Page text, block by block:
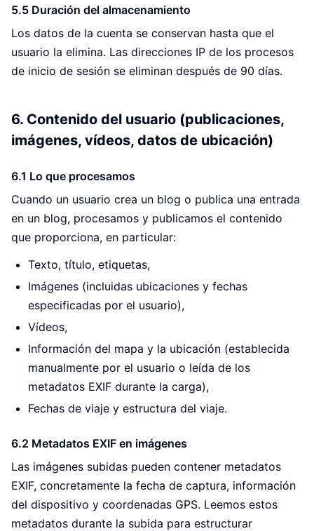
5.5 Duración del almacenamiento
Los datos de la cuenta se conservan hasta que el
usuario la elimina. Las direcciones IP de los procesos
de inicio de sesión se eliminan después de 90 días.
6. Contenido del usuario (publicaciones,
imágenes, vídeos, datos de ubicación)
6.1 Lo que procesamos
Cuando un usuario crea un blog o publica una entrada
en un blog, procesamos y publicamos el contenido
que proporciona, en particular:
Texto, título, etiquetas,
Imágenes (incluidas ubicaciones y fechas
especificadas por el usuario),
Vídeos,
Información del mapa y la ubicación (establecida
manualmente por el usuario o leída de los
metadatos EXIF durante la carga),
Fechas de viaje y estructura del viaje.
6.2 Metadatos EXIF en imágenes
Las imágenes subidas pueden contener metadatos
EXIF, concretamente la fecha de captura, información
del dispositivo y coordenadas GPS. Leemos estos
metadatos durante la subida para estructurar